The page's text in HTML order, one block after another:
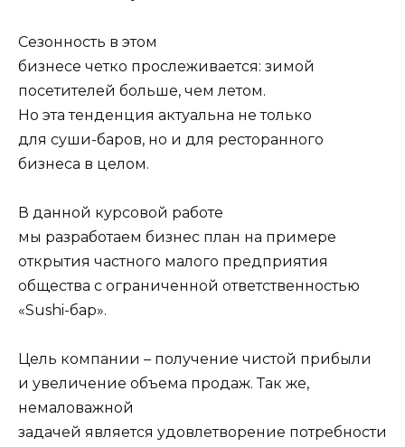
Сезонность в этом
бизнесе четко прослеживается: зимой
посетителей больше, чем летом.
Но эта тенденция актуальна не только
для суши-баров, но и для ресторанного
бизнеса в целом.
В данной курсовой работе
мы разработаем бизнес план на примере
открытия частного малого предприятия
общества с ограниченной ответственностью
«Sushi-бар».
Цель компании – получение чистой прибыли
и увеличение объема продаж. Так же,
немаловажной
задачей является удовлетворение потребности